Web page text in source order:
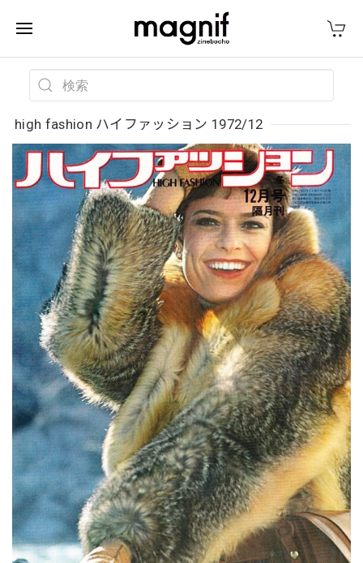
high fashion ハイファッション 1972/12